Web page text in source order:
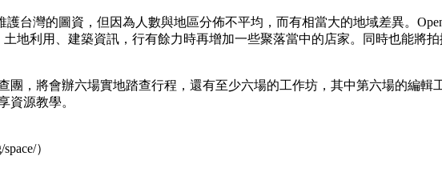
護台灣的圖資，但因為人數與地區分佈不平均，而有相當大的地域差異。
地利用、建築資訊，行有餘力時再增加一些聚落當中的店家。同時也能將
團，將會辦六場實地踏查行程，還有至少六場的工作坊，其中第六場的編
資源教學。
）